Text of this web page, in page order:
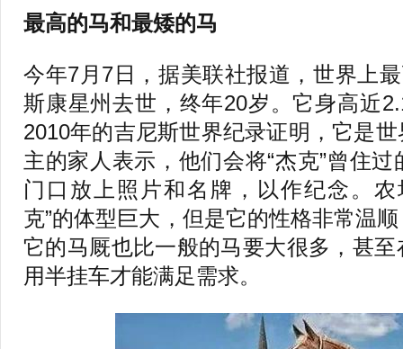
最高的马和最矮的马
今年7月7日，据美联社报道，世界上
斯康星州去世，终年20岁。它身高近
2010年的吉尼斯世界纪录证明，它是
主的家人表示，他们会将“杰克”曾住
门口放上照片和名牌，以作纪念。
克”的体型巨大，但是它的性格非常温
它的马厩也比一般的马要大很多，甚
用半挂车才能满足需求。